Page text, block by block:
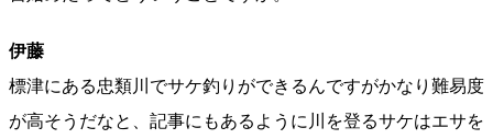
伊藤
標津にある忠類川でサケ釣りができるんですがかなり難易度
が高そうだなと、記事にもあるように川を登るサケはエサを